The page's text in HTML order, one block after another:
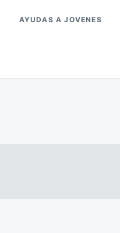
AYUDAS A JOVENES